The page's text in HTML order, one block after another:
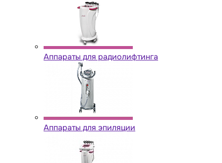
Аппараты для радиолифтинга
Аппараты для эпиляции